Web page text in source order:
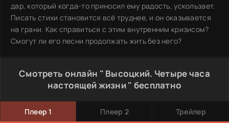
дар, который когда-то приносил ему радость, ускользает.
Писать стихи становится всё труднее, и он оказывается
на грани. Как справиться с этим внутренним кризисом?
Смогут ли его песни продолжать жить без него?
Смотреть онлайн " Высоцкий. Четыре часа
настоящей жизни " бесплатно
Плеер 1 Плеер 2 Трейлер